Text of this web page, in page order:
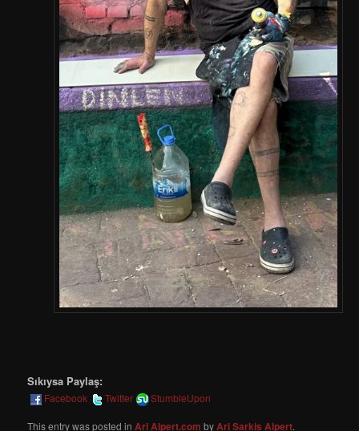
Sıkıysa Paylaş:
Facebook Twitter StumbleUpon
This entry was posted inAri Alpert.com byAri Sarkis Alpert.